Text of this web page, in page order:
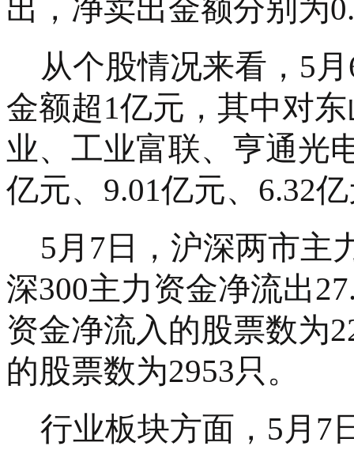
出，净卖出金额分别为
从个股情况来看， 5
金额超1亿元，其中对
业、工业富联、亨通光
亿元、9.01亿元、6.32
5月7日，沪深两市主
深300主力资金净流出
资金净流入的股票数为
的股票数为2953只。
行业板块方面， 5月7